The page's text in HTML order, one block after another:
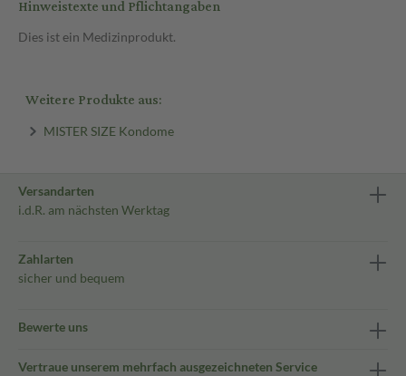
Hinweistexte und Pflichtangaben
Dies ist ein Medizinprodukt.
Weitere Produkte aus:
MISTER SIZE Kondome
Versandarten
i.d.R. am nächsten Werktag
Zahlarten
sicher und bequem
Bewerte uns
Vertraue unserem mehrfach ausgezeichneten Service